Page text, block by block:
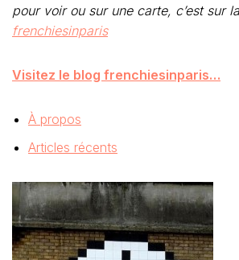
pour voir ou sur une carte, c’est sur la
frenchiesinparis
Visitez le blog frenchiesinparis…
À propos
Articles récents